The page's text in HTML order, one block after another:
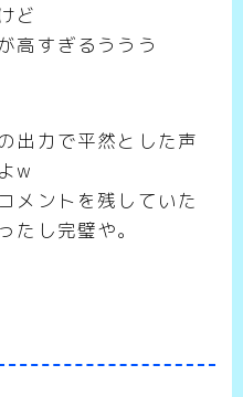
ど
高すぎるううう
出力で平然とした声
w
メントを残していた
たし完璧や。